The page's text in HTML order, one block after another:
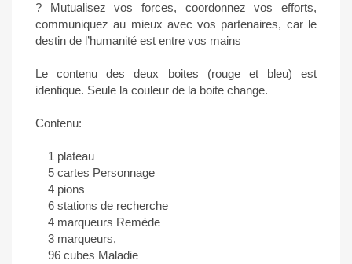
? Mutualisez vos forces, coordonnez vos efforts,
communiquez au mieux avec vos partenaires, car le
destin de l’humanité est entre vos mains
Le contenu des deux boites (rouge et bleu) est
identique. Seule la couleur de la boite change.
Contenu:
1 plateau
5 cartes Personnage
4 pions
6 stations de recherche
4 marqueurs Remède
3 marqueurs,
96 cubes Maladie